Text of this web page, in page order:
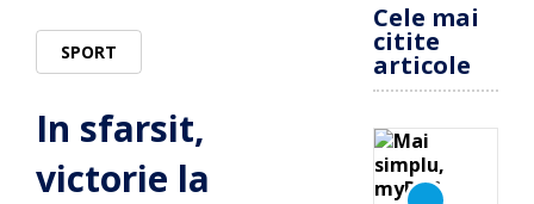
SPORT
In sfarsit,
victorie la
Cele mai
citite
articole